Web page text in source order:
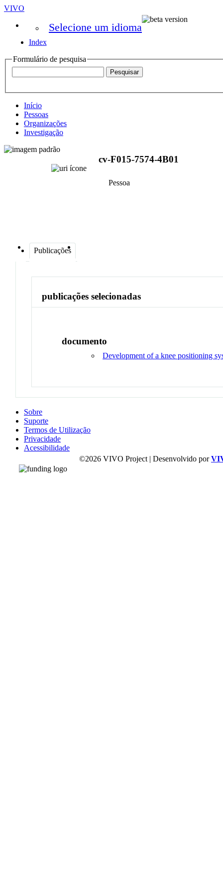
VIVO
Selecione um idioma
Index
Formulário de pesquisa
Início
Pessoas
Organizações
Investigação
cv-F015-7574-4B01
Pessoa
Publicações
publicações selecionadas
documento
Development of a knee positioning
Sobre
Suporte
Termos de Utilização
Privacidade
Acessibilidade
©2026 VIVO Project | Desenvolvido por